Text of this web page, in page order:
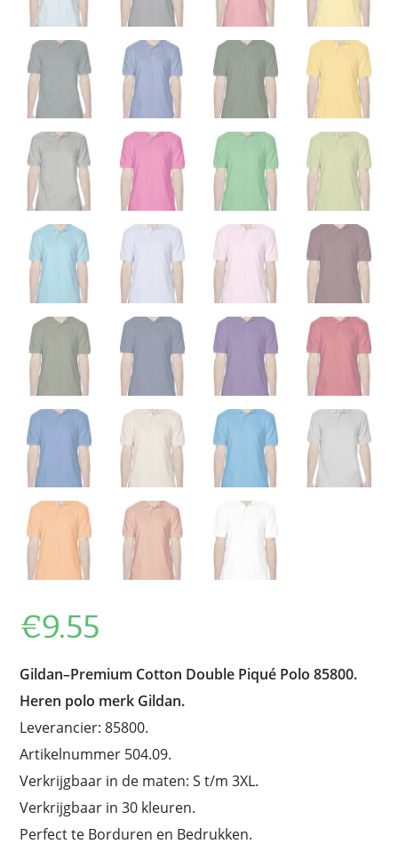
€9.55
Gildan–Premium Cotton Double Piqué Polo 85800.
Heren polo merk Gildan.
Leverancier: 85800.
Artikelnummer 504.09.
Verkrijgbaar in de maten: S t/m 3XL.
Verkrijgbaar in 30 kleuren.
Perfect te Borduren en Bedrukken.